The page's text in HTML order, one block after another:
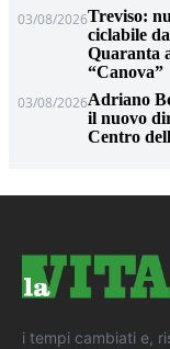
03/08/2026Treviso:
ciclabile
Quaranta
“Canova”
03/08/2026Adriano
il nuovo
Centro
i tempi cambiati e,